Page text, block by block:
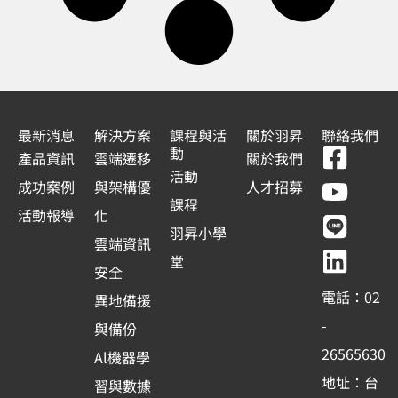
最新消息
產品資訊
成功案例
活動報導
解決方案
雲端遷移
與架構優
化
雲端資訊
安全
異地備援
與備份
Al機器學
習與數據
課程與活
動
活動
課程
羽昇小學
堂
關於羽昇
關於我們
人才招募
聯絡我們
F
a
c
e
b
o
o
k
-
Y
o
u
t
u
b
e
L
i
n
e
L
i
n
k
e
d
i
n
電話：02
-
26565630
地址：台